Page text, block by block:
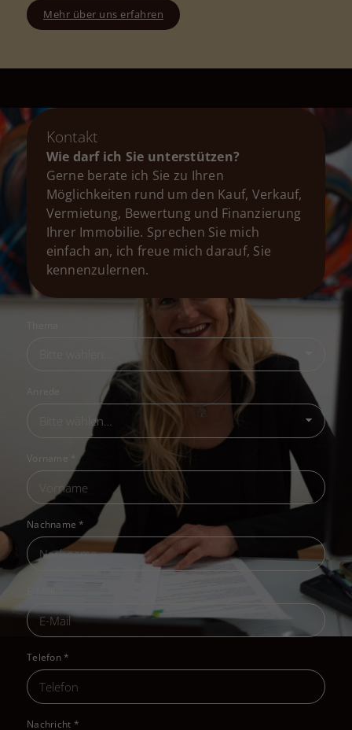
Mehr über uns erfahren
Kontakt
Wie darf ich Sie unterstützen?
Gerne berate ich Sie zu Ihren
Möglichkeiten rund um den Kauf, Verkauf,
Vermietung, Bewertung und Finanzierung
Ihrer Immobilie. Sprechen Sie mich
einfach an, ich freue mich darauf, Sie
kennenzulernen.
Vorname
Nachname *
Telefon *
Nachricht *